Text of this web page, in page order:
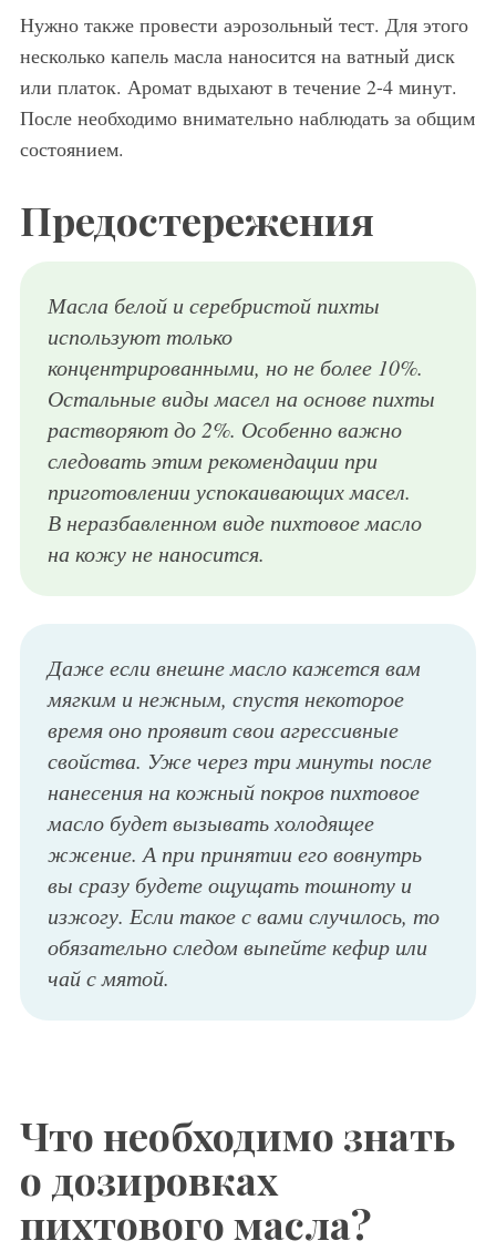
Нужно также провести аэрозольный тест. Для этого
несколько капель масла наносится на ватный диск
или платок. Аромат вдыхают в течение 2-4 минут.
После необходимо внимательно наблюдать за общим
состоянием.
Предостережения
Масла белой и серебристой пихты
используют только
концентрированными, но не более 10%.
Остальные виды масел на основе пихты
растворяют до 2%. Особенно важно
следовать этим рекомендации при
приготовлении успокаивающих масел.
В неразбавленном виде пихтовое масло
на кожу не наносится.
Даже если внешне масло кажется вам
мягким и нежным, спустя некоторое
время оно проявит свои агрессивные
свойства. Уже через три минуты после
нанесения на кожный покров пихтовое
масло будет вызывать холодящее
жжение. А при принятии его вовнутрь
вы сразу будете ощущать тошноту и
изжогу. Если такое с вами случилось, то
обязательно следом выпейте кефир или
чай с мятой.
Что необходимо знать
о дозировках
пихтового масла?